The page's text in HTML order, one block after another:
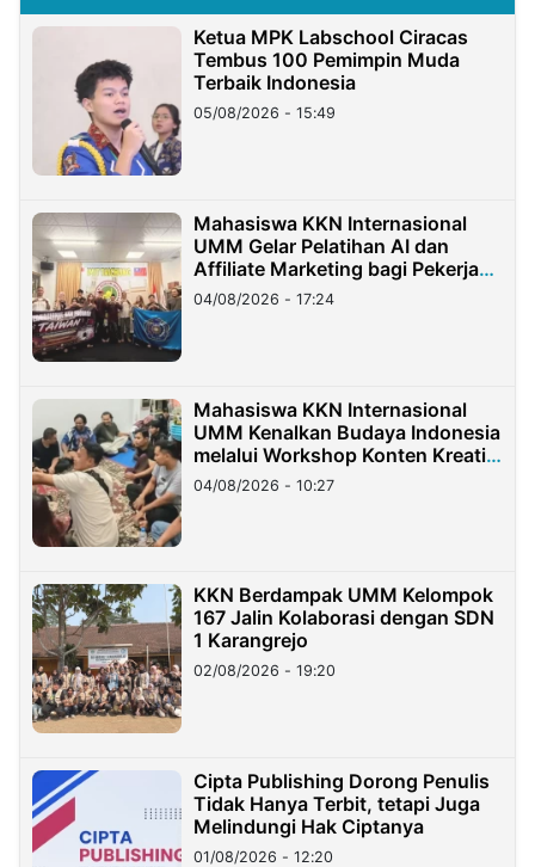
Ketua MPK Labschool Ciracas
Tembus 100 Pemimpin Muda
Terbaik Indonesia
05/08/2026 - 15:49
Mahasiswa KKN Internasional
UMM Gelar Pelatihan AI dan
Affiliate Marketing bagi Pekerja
Migran Indonesia di Taiwan
04/08/2026 - 17:24
Mahasiswa KKN Internasional
UMM Kenalkan Budaya Indonesia
melalui Workshop Konten Kreatif
di Taiwan
04/08/2026 - 10:27
KKN Berdampak UMM Kelompok
167 Jalin Kolaborasi dengan SDN
1 Karangrejo
02/08/2026 - 19:20
Cipta Publishing Dorong Penulis
Tidak Hanya Terbit, tetapi Juga
Melindungi Hak Ciptanya
01/08/2026 - 12:20